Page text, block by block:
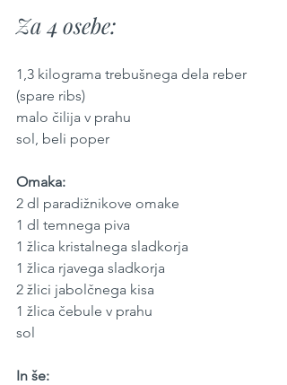
Za 4 osebe:
1,3 kilograma trebušnega dela reber
(spare ribs)
malo čilija v prahu
sol, beli poper
Omaka:
2 dl paradižnikove omake
1 dl temnega piva
1 žlica kristalnega sladkorja
1 žlica rjavega sladkorja
2 žlici jabolčnega kisa
1 žlica čebule v prahu
sol
In še: